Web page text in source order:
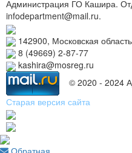
Администрация ГО Кашира.
infodepartment@mail.ru.
142900, Московская
8 (49669) 2-87-77
kashira@mosreg.ru
© 2020 - 2024
Старая версия сайта
Обратная